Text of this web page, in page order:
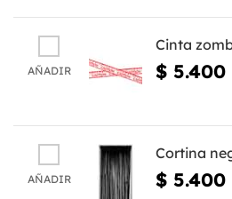
AÑADIR
Cinta
$ 5.400
AÑADIR
Cortina
$ 5.400